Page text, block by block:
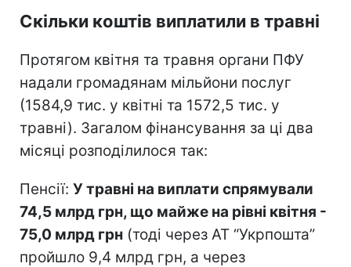
Скільки коштів виплатили в травні
Протягом квітня та травня органи ПФУ
надали громадянам мільйони послуг
(1584,9 тис. у квітні та 1572,5 тис. у
травні). Загалом фінансування за ці два
місяці розподілилося так:
Пенсії: У травні на виплати спрямували
74,5 млрд грн, що майже на рівні квітня -
75,0 млрд грн (тоді через АТ “Укрпошта”
пройшло 9,4 млрд грн, а через